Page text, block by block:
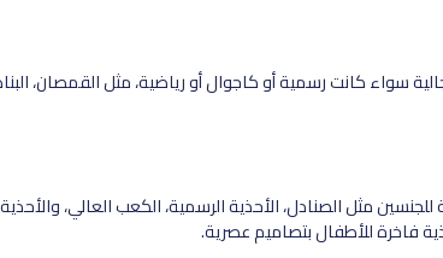
سواء كانت رسمية أو كاجوال أو رياضية، مثل القمصان،
مثل الصنادل، الأحذية الرسمية، الكعب العالي،
فاخرة للأطفال بتصاميم عصرية.